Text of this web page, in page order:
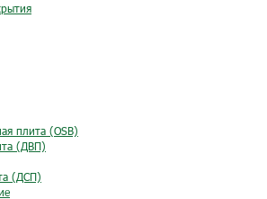
плита (OSB)
(ДВП)
(ДСП)